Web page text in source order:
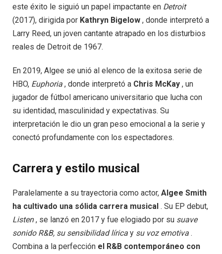
este éxito le siguió un papel impactante en Detroit
(2017), dirigida por Kathryn Bigelow , donde interpretó a
Larry Reed, un joven cantante atrapado en los disturbios
reales de Detroit de 1967.
En 2019, Algee se unió al elenco de la exitosa serie de
HBO, Euphoria , donde interpretó a Chris McKay , un
jugador de fútbol americano universitario que lucha con
su identidad, masculinidad y expectativas. Su
interpretación le dio un gran peso emocional a la serie y
conectó profundamente con los espectadores.
Carrera y estilo musical
Paralelamente a su trayectoria como actor, Algee Smith
ha cultivado una sólida carrera musical . Su EP debut,
Listen, se lanzó en 2017 y fue elogiado por su suave
sonido R&B, su sensibilidad lírica y su voz emotiva .
Combina a la perfección el R&B contemporáneo con